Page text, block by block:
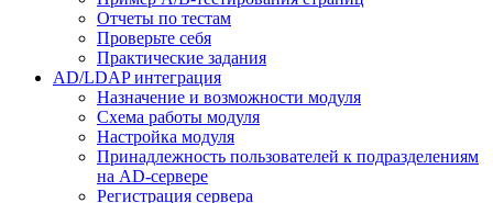
Отчеты по тестам
Проверьте себя
Практические задания
AD/LDAP интеграция
Назначение и возможности модуля
Схема работы модуля
Настройка модуля
Принадлежность пользователей к подразделениям
на AD-сервере
Регистрация сервера